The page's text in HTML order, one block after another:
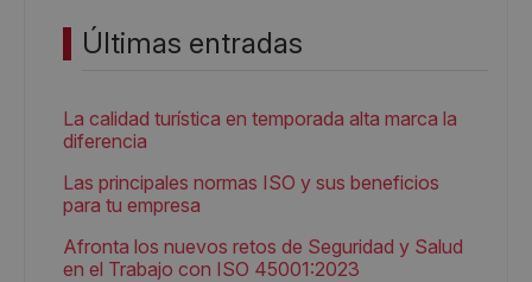
Últimas entradas
La calidad turística en temporada alta marca la
diferencia
Las principales normas ISO y sus beneficios
para tu empresa
Afronta los nuevos retos de Seguridad y Salud
en el Trabajo con ISO 45001:2023